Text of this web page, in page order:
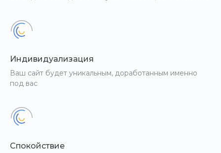
Индивидуализация
Ваш сайт будет уникальным, доработанным именно
под вас
Спокойствие